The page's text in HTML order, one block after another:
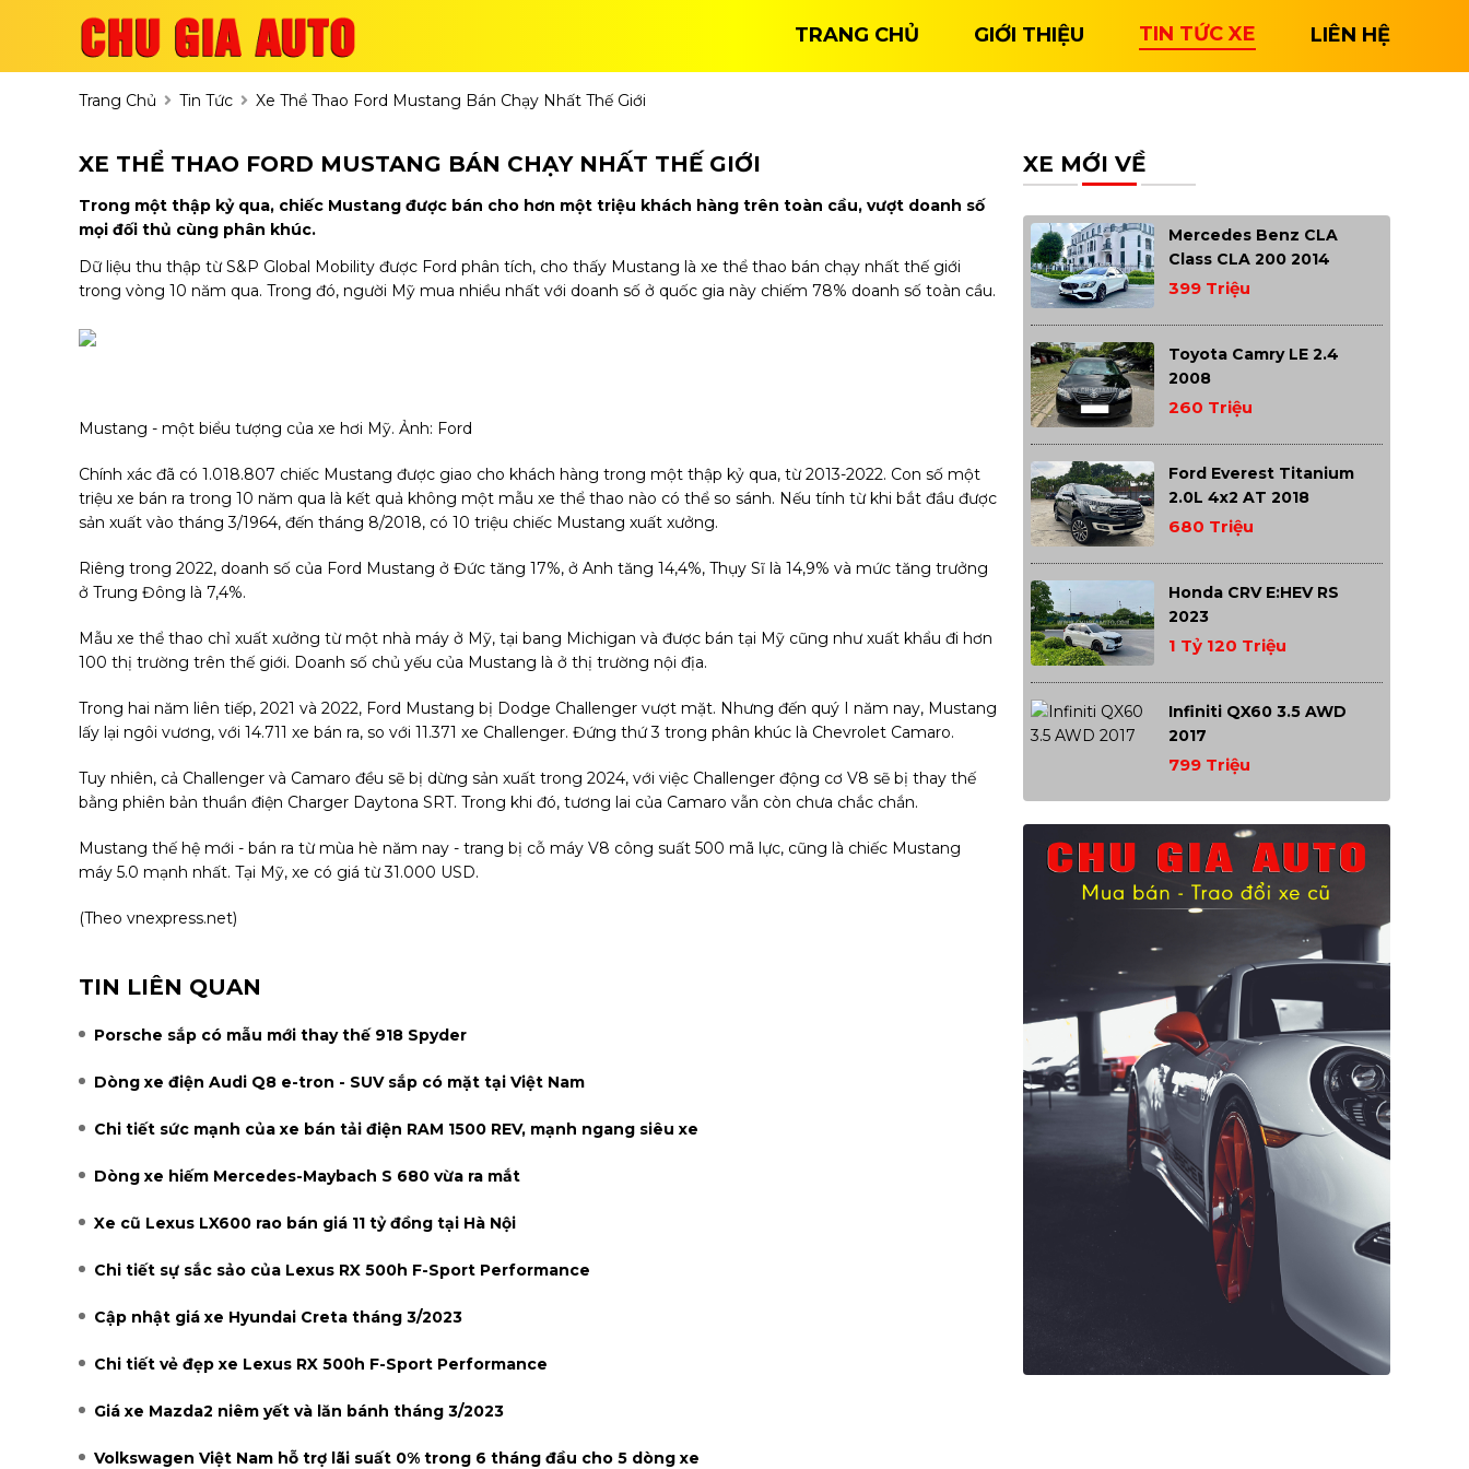
TRANG CHỦ GIỚI THIỆU TIN TỨC XE LIÊN HỆ
Trang Chủ Tin Tức Xe Thể Thao Ford Mustang Bán Chạy Nhất Thế Giới
XE THỂ THAO FORD MUSTANG BÁN CHẠY NHẤT THẾ GIỚI
Trong một thập kỷ qua, chiếc Mustang được bán cho hơn một triệu khách hàng trên toàn cầu, vượt doanh số
mọi đối thủ cùng phân khúc.
Dữ liệu thu thập từ S&P Global Mobility được Ford phân tích, cho thấy Mustang là xe thể thao bán chạy nhất thế giới
trong vòng 10 năm qua. Trong đó, người Mỹ mua nhiều nhất với doanh số ở quốc gia này chiếm 78% doanh số toàn cầu.
Mustang - một biểu tượng của xe hơi Mỹ. Ảnh: Ford
Chính xác đã có 1.018.807 chiếc Mustang được giao cho khách hàng trong một thập kỷ qua, từ 2013-2022. Con số một
triệu xe bán ra trong 10 năm qua là kết quả không một mẫu xe thể thao nào có thể so sánh. Nếu tính từ khi bắt đầu được
sản xuất vào tháng 3/1964, đến tháng 8/2018, có 10 triệu chiếc Mustang xuất xưởng.
Riêng trong 2022, doanh số của Ford Mustang ở Đức tăng 17%, ở Anh tăng 14,4%, Thụy Sĩ là 14,9% và mức tăng trưởng
ở Trung Đông là 7,4%.
Mẫu xe thể thao chỉ xuất xưởng từ một nhà máy ở Mỹ, tại bang Michigan và được bán tại Mỹ cũng như xuất khẩu đi hơn
100 thị trường trên thế giới. Doanh số chủ yếu của Mustang là ở thị trường nội địa.
Trong hai năm liên tiếp, 2021 và 2022, Ford Mustang bị Dodge Challenger vượt mặt. Nhưng đến quý I năm nay, Mustang
lấy lại ngôi vương, với 14.711 xe bán ra, so với 11.371 xe Challenger. Đứng thứ 3 trong phân khúc là Chevrolet Camaro.
Tuy nhiên, cả Challenger và Camaro đều sẽ bị dừng sản xuất trong 2024, với việc Challenger động cơ V8 sẽ bị thay thế
bằng phiên bản thuần điện Charger Daytona SRT. Trong khi đó, tương lai của Camaro vẫn còn chưa chắc chắn.
Mustang thế hệ mới - bán ra từ mùa hè năm nay - trang bị cỗ máy V8 công suất 500 mã lực, cũng là chiếc Mustang
máy 5.0 mạnh nhất. Tại Mỹ, xe có giá từ 31.000 USD.
(Theo vnexpress.net)
TIN LIÊN QUAN
Porsche sắp có mẫu mới thay thế 918 Spyder
Dòng xe điện Audi Q8 e-tron - SUV sắp có mặt tại Việt Nam
Chi tiết sức mạnh của xe bán tải điện RAM 1500 REV, mạnh ngang siêu xe
Dòng xe hiếm Mercedes-Maybach S 680 vừa ra mắt
Xe cũ Lexus LX600 rao bán giá 11 tỷ đồng tại Hà Nội
Chi tiết sự sắc sảo của Lexus RX 500h F-Sport Performance
Cập nhật giá xe Hyundai Creta tháng 3/2023
Chi tiết vẻ đẹp xe Lexus RX 500h F-Sport Performance
Giá xe Mazda2 niêm yết và lăn bánh tháng 3/2023
Volkswagen Việt Nam hỗ trợ lãi suất 0% trong 6 tháng đầu cho 5 dòng xe
XE MỚI VỀ
Mercedes Benz CLA
Class CLA 200 2014
399 Triệu
Toyota Camry LE 2.4
2008
260 Triệu
Ford Everest Titanium
2.0L 4x2 AT 2018
680 Triệu
Honda CRV E:HEV RS
2023
1 Tỷ 120 Triệu
Infiniti QX60 3.5 AWD
2017
799 Triệu